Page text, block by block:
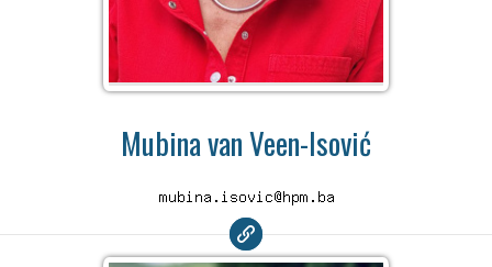
Mubina van Veen-Isović